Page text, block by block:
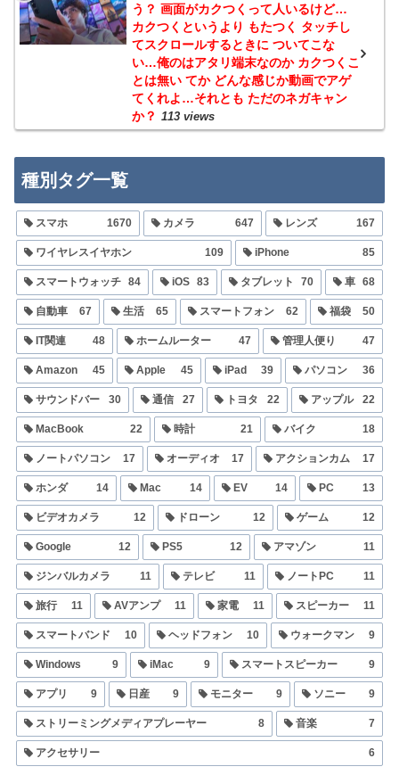
う？ 画面がカクつくって人いるけど…
カクつくというより もたつく タッチし
てスクロールするときに ついてこな
い…俺のはアタリ端末なのか カクつくこ
とは無い てか どんな感じか動画でアゲ
てくれよ…それとも ただのネガキャン
か？ 113 views
種別タグ一覧
スマホ 1670 カメラ 647 レンズ 167
ワイヤレスイヤホン 109 iPhone 85
スマートウォッチ 84 iOS 83 タブレット 70 車 68
自動車 67 生活 65 スマートフォン 62 福袋 50
IT関連 48 ホームルーター 47 管理人便り 47
Amazon 45 Apple 45 iPad 39 パソコン 36
サウンドバー 30 通信 27 トヨタ 22 アップル 22
MacBook 22 時計 21 バイク 18
ノートパソコン 17 オーディオ 17 アクションカム 17
ホンダ 14 Mac 14 EV 14 PC 13
ビデオカメラ 12 ドローン 12 ゲーム 12
Google 12 PS5 12 アマゾン 11
ジンバルカメラ 11 テレビ 11 ノートPC 11
旅行 11 AVアンプ 11 家電 11 スピーカー 11
スマートバンド 10 ヘッドフォン 10 ウォークマン 9
Windows 9 iMac 9 スマートスピーカー 9
アプリ 9 日産 9 モニター 9 ソニー 9
ストリーミングメディアプレーヤー 8 音楽 7
アクセサリー 6